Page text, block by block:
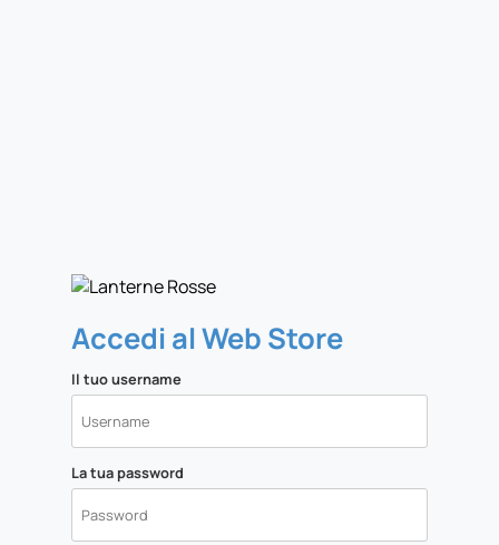
Accedi al Web Store
Il tuo username
La tua password